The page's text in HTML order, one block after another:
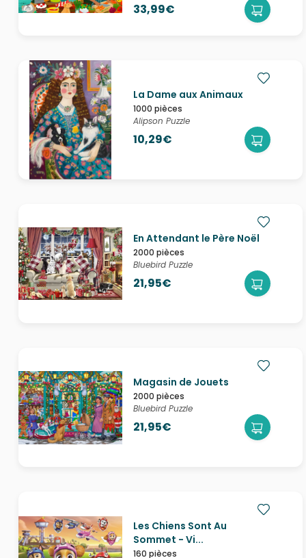
33,99€
La Dame aux Animaux
1000 pièces
Alipson Puzzle
10,29€
En Attendant le Père Noël
2000 pièces
Bluebird Puzzle
21,95€
Magasin de Jouets
2000 pièces
Bluebird Puzzle
21,95€
Les Chiens Sont Au
Sommet - Vi...
160 pièces